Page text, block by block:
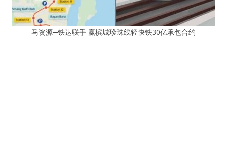
马资源─铁达联手 赢槟城珍珠线轻快铁30亿承包合约